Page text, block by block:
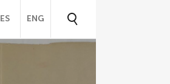
ES ENG